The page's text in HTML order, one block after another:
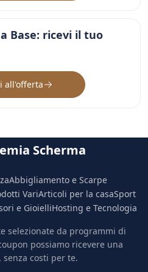
Base: ricevi il tuo
all'offerta
Scherma
Abbigliamento e Scarpe
VariArticoli per la casaSport
e GioielliHosting e Tecnologia
selezionate da programmi di
possiamo ricevere una
senza costi per te.